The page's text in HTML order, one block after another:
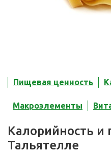
Пищевая ценность
Макроэлементы
Калорийность и
Тальятелле